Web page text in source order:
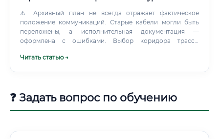
⚠️ Архивный план не всегда отражает фактическое
положение коммуникаций. Старые кабели могли быть
переложены, а исполнительная документация —
оформлена с ошибками. Выбор коридора трассы
Читать статью →
❓ Задать вопрос по обучению